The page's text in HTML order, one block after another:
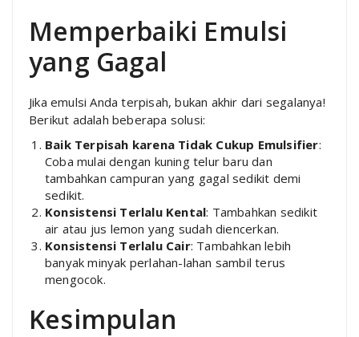
Memperbaiki Emulsi
yang Gagal
Jika emulsi Anda terpisah, bukan akhir dari segalanya!
Berikut adalah beberapa solusi:
Baik Terpisah karena Tidak Cukup Emulsifier:
Coba mulai dengan kuning telur baru dan
tambahkan campuran yang gagal sedikit demi
sedikit.
Konsistensi Terlalu Kental: Tambahkan sedikit
air atau jus lemon yang sudah diencerkan.
Konsistensi Terlalu Cair: Tambahkan lebih
banyak minyak perlahan-lahan sambil terus
mengocok.
Kesimpulan